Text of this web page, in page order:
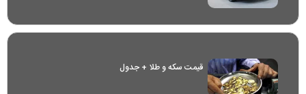
قیمت سکه و طلا + جدول